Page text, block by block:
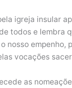
igreja insular
todos e lembra
nosso empenho,
vocações
as